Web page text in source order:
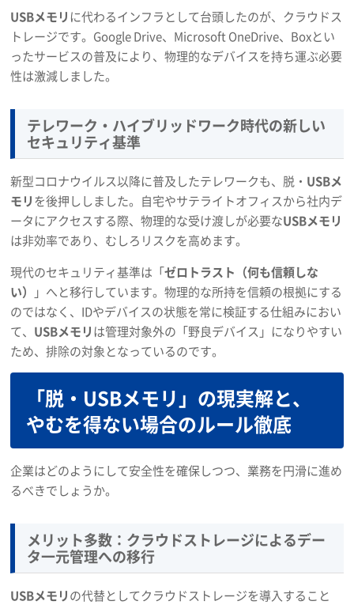
USBメモリ に代わるインフラとして台頭したのが、クラウドス
トレージです。Google Drive、Microsoft OneDrive、Boxとい
ったサービスの普及により、物理的なデバイスを持ち運ぶ必要
性は激減しました。
テレワーク・ハイブリッドワーク時代の新しい
セキュリティ基準
新型コロナウイルス以降に普及したテレワークも、脱・ USBメ
モリを後押ししました。自宅やサテライトオフィスから社内デ
ータにアクセスする際、物理的な受け渡しが必要なUSBメモリ
は非効率であり、むしろリスクを高めます。
現代のセキュリティ基準は「ゼロトラスト（何も信頼しな
い）
」へと移行しています。物理的な所持を信頼の根拠にする
のではなく、IDやデバイスの状態を常に検証する仕組みにおい
て、 USBメモリは管理対象外の「野良デバイス」になりやすい
ため、排除の対象となっているのです。
「脱・USBメモリ」の現実解と、
やむを得ない場合のルール徹底
企業はどのようにして安全性を確保しつつ、業務を円滑に進め
るべきでしょうか。
メリット多数：クラウドストレージによるデー
タ一元管理への移行
USBメモリの代替としてクラウドストレージを導入すること